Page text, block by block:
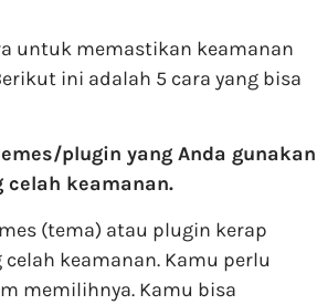
untuk memastikan keamanan
ini adalah 5 cara yang bisa
plugin yang Anda gunakan
keamanan.
(tema) atau plugin kerap
keamanan. Kamu perlu
memilihnya. Kamu bisa